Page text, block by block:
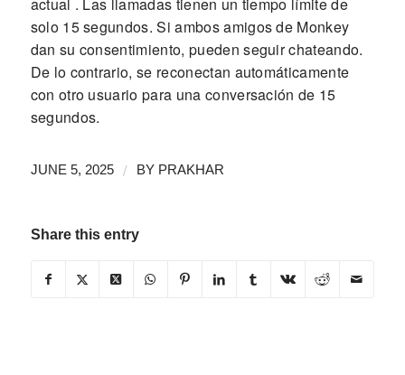
solo 15 segundos. Si ambos amigos de Monkey
dan su consentimiento, pueden seguir chateando.
De lo contrario, se reconectan automáticamente
con otro usuario para una conversación de 15
segundos.
JUNE 5, 2025 / BY PRAKHAR
Share this entry